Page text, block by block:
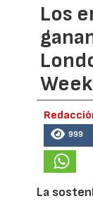
Los
999
La